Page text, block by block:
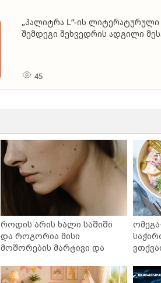
„პალიტრა L“-ის
შემდეგი შეხვედრის ადგილი
45
როდის არის ხალი საშიში
და როგორია მისი
მოშორების მარტივი და